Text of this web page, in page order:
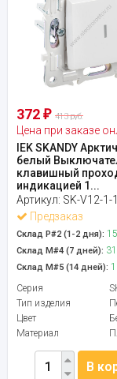
372 ₽ 413 руб.
Цена при заказе
IEK SKANDY
белый
клавишный
индикацией 1...
Артикул: SK-V12-1-
Предзаказ
Склад Р#2 (1-2 дня): 15
Склад М#4 (7 дней): 31
Склад М#5 (14 дней):
Серия
Тип изделия
Цвет
Материал
В